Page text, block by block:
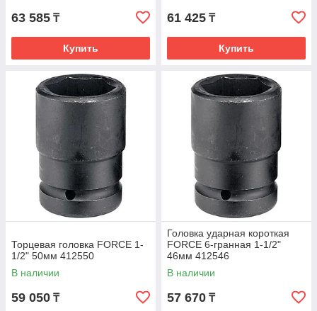
63 585 ₸
Купить
61 425 ₸
Купить
Торцевая головка FORCE 1-
1/2" 50мм 412550
В наличии
59 050 ₸
Головка ударная короткая
FORCE 6-гранная 1-1/2"
46мм 412546
В наличии
57 670 ₸